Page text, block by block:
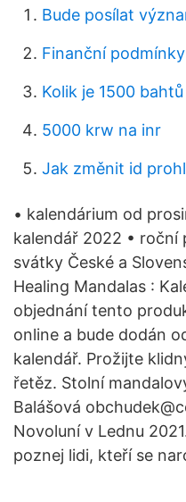
Bude posílat
Finanční
Kolik je 1500
5000 krw na inr
Jak změnit id
• kalendárium od
kalendář 2022 • roční
svátky České a
Healing Mandalas :
objednání tento
online a bude dodán
kalendář. Prožijte
řetěz. Stolní
Balášová
Novoluní v Lednu
poznej lidi, kteří se